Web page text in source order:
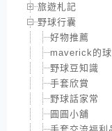
旅遊札記
野球行囊
好物推薦
maverick的
野球豆知識
手套欣賞
野球話家常
圓圓小舖